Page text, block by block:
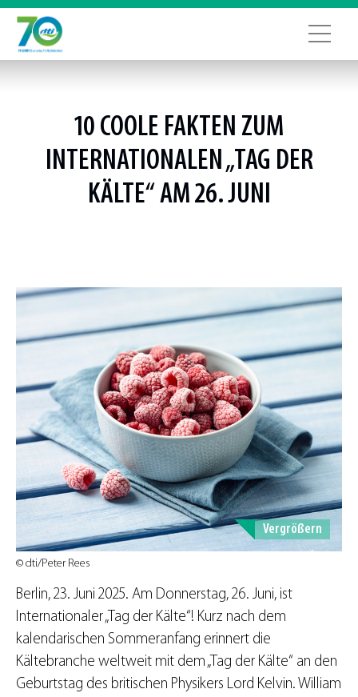
10 COOLE FAKTEN ZUM
INTERNATIONALEN „TAG DER
KÄLTE“ AM 26. JUNI
Vergrößern
© dti/Peter Rees
Berlin, 23. Juni 2025. Am Donnerstag, 26. Juni, ist
Internationaler „Tag der Kälte“! Kurz nach dem
kalendarischen Sommeranfang erinnert die
Kältebranche weltweit mit dem „Tag der Kälte“ an den
Geburtstag des britischen Physikers Lord Kelvin. William